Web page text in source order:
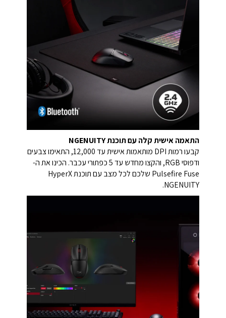
התאמה אישית קלה עם תוכנת NGENUITY
קבעו רמות DPI מותאמות אישית עד 12,000, התאימו צבעים
ודפוסי RGB, והקצו מחדש עד 5 כפתורי עכבר. הכינו את ה-
Pulsefire Fuse שלכם לכל מצב עם תוכנת HyperX
NGENUITY.